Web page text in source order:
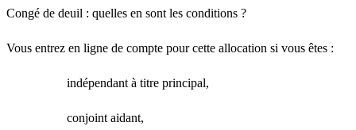
Congé de deuil : quelles en sont les conditions ?
Vous entrez en ligne de compte pour cette allocation si vous êtes :
indépendant à titre principal,
conjoint aidant,